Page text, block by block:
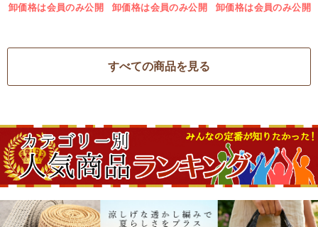
卸価格は会員のみ公開 卸価格は会員のみ公開 卸価格は会員のみ公開
すべての商品を見る